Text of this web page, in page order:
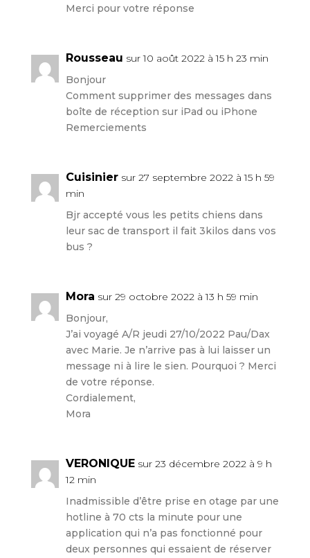
Merci pour votre réponse
Rousseau sur 10 août 2022 à 15 h 23 min
Bonjour
Comment supprimer des messages dans
boîte de réception sur iPad ou iPhone
Remerciements
Cuisinier sur 27 septembre 2022 à 15 h 59
min
Bjr accepté vous les petits chiens dans
leur sac de transport il fait 3kilos dans vos
bus ?
Mora sur 29 octobre 2022 à 13 h 59 min
Bonjour,
J’ai voyagé A/R jeudi 27/10/2022 Pau/Dax
avec Marie. Je n’arrive pas à lui laisser un
message ni à lire le sien. Pourquoi ? Merci
de votre réponse.
Cordialement,
Mora
VERONIQUE sur 23 décembre 2022 à 9 h
12 min
Inadmissible d’être prise en otage par une
hotline à 70 cts la minute pour une
application qui n’a pas fonctionné pour
deux personnes qui essaient de réserver